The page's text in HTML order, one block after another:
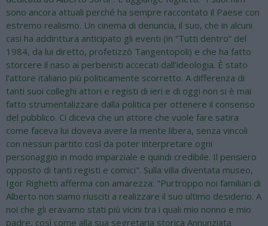
sono ancora attuali perché ha sempre raccontato il Paese con
estremo realismo. Un cinema di denuncia, il suo, che in alcuni
casi ha addirittura anticipato gli eventi (in “Tutti dentro” del
1984, da lui diretto, profetizzò Tangentopoli) e che ha fatto
storcere il naso ai perbenisti accecati dall’ideologia. È stato
l’attore italiano più politicamente scorretto. A differenza di
tanti suoi colleghi attori e registi di ieri e di oggi non si è mai
fatto strumentalizzare dalla politica per ottenere il consenso
del pubblico. Ci diceva che un attore che vuole fare satira
come faceva lui doveva avere la mente libera, senza vincoli
con nessun partito così da poter interpretare ogni
personaggio in modo imparziale e quindi credibile. Il pensiero
opposto di tanti registi e comici". Sulla villa diventata museo,
Igor Righetti afferma con amarezza: "Purtroppo noi familiari di
Alberto non siamo riusciti a realizzare il suo ultimo desiderio. A
noi che gli eravamo stati più vicini tra i quali mio nonno e mio
padre, così come alla sua segretaria storica Annunziata